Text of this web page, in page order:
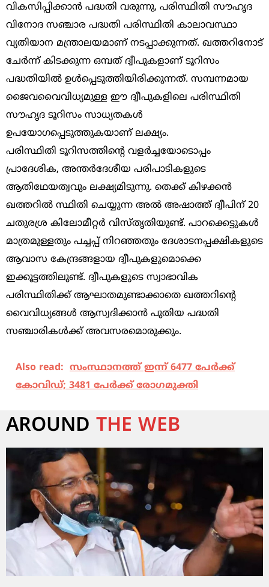
വികസിപ്പിക്കാൻ പദ്ധതി വരുന്നു, പരിസ്ഥിതി സൗഹൃദ
വിനോദ സഞ്ചാര പദ്ധതി പരിസ്ഥിതി കാലാവസ്ഥാ
വ്യതിയാന മന്ത്രാലയമാണ് നടപ്പാക്കുന്നത്. ഖത്തറിനോട്
ചേർന്ന് കിടക്കുന്ന ഒമ്പത് ദ്വീപുകളാണ് ടൂറിസം
പദ്ധതിയിൽ ഉൾപ്പെടുത്തിയിരിക്കുന്നത്. സമ്പന്നമായ
ജൈവവൈവിധ്യമുള്ള ഈ ദ്വീപുകളിലെ പരിസ്ഥിതി
സൗഹൃദ ടൂറിസം സാധ്യതകൾ
ഉപയോഗപ്പെടുത്തുകയാണ് ലക്ഷ്യം.
പരിസ്ഥിതി ടൂറിസത്തിന്റെ വളർച്ചയോടൊപ്പം
പ്രാദേശിക, അന്തർദേശീയ പരിപാടികളുടെ
ആതിഥേയത്വവും ലക്ഷ്യമിടുന്നു. തെക്ക് കിഴക്കൻ
ഖത്തറിൽ സ്ഥിതി ചെയ്യുന്ന അൽ അഷാത്ത് ദ്വീപിന് 20
ചതുരശ്ര കിലോമീറ്റർ വിസ്തൃതിയുണ്ട്. പാറക്കെട്ടുകൾ
മാത്രമുള്ളതും പച്ചപ്പ് നിറഞ്ഞതും ദേശാടനപ്പക്ഷികളുടെ
ആവാസ കേന്ദ്രങ്ങളായ ദ്വീപുകളുമൊക്കെ
ഇക്കൂട്ടത്തിലുണ്ട്. ദ്വീപുകളുടെ സ്വാഭാവിക
പരിസ്ഥിതിക്ക് ആഘാതമുണ്ടാക്കാതെ ഖത്തറിന്റെ
വൈവിധ്യങ്ങൾ ആസ്വദിക്കാൻ പുതിയ പദ്ധതി
സഞ്ചാരികൾക്ക് അവസരമൊരുക്കും.
Also read: സംസ്ഥാനത്ത് ഇന്ന് 6477 പേര്‍ക്ക്
കോവിഡ്; 3481 പേര്‍ക്ക് രോഗമുക്തി
AROUND THE WEB